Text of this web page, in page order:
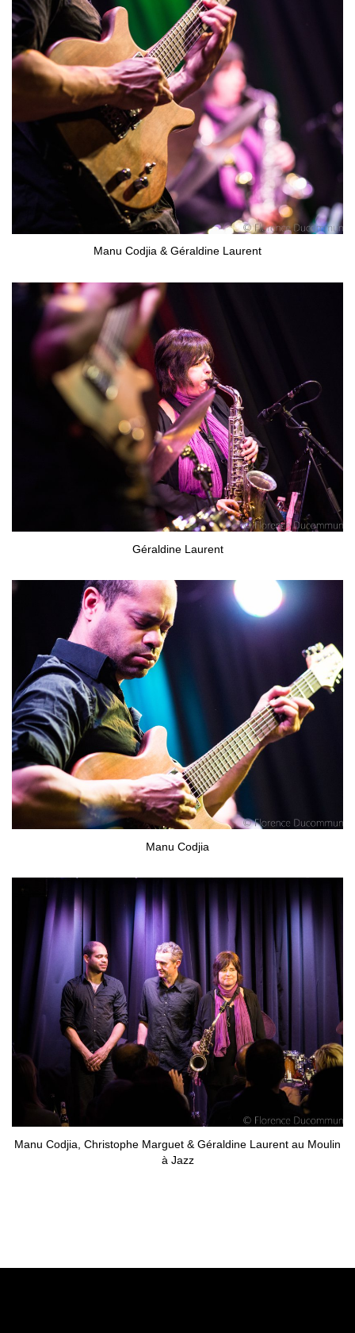
Manu Codjia & Géraldine Laurent
Géraldine Laurent
Manu Codjia
Manu Codjia, Christophe Marguet & Géraldine Laurent au Moulin
à Jazz